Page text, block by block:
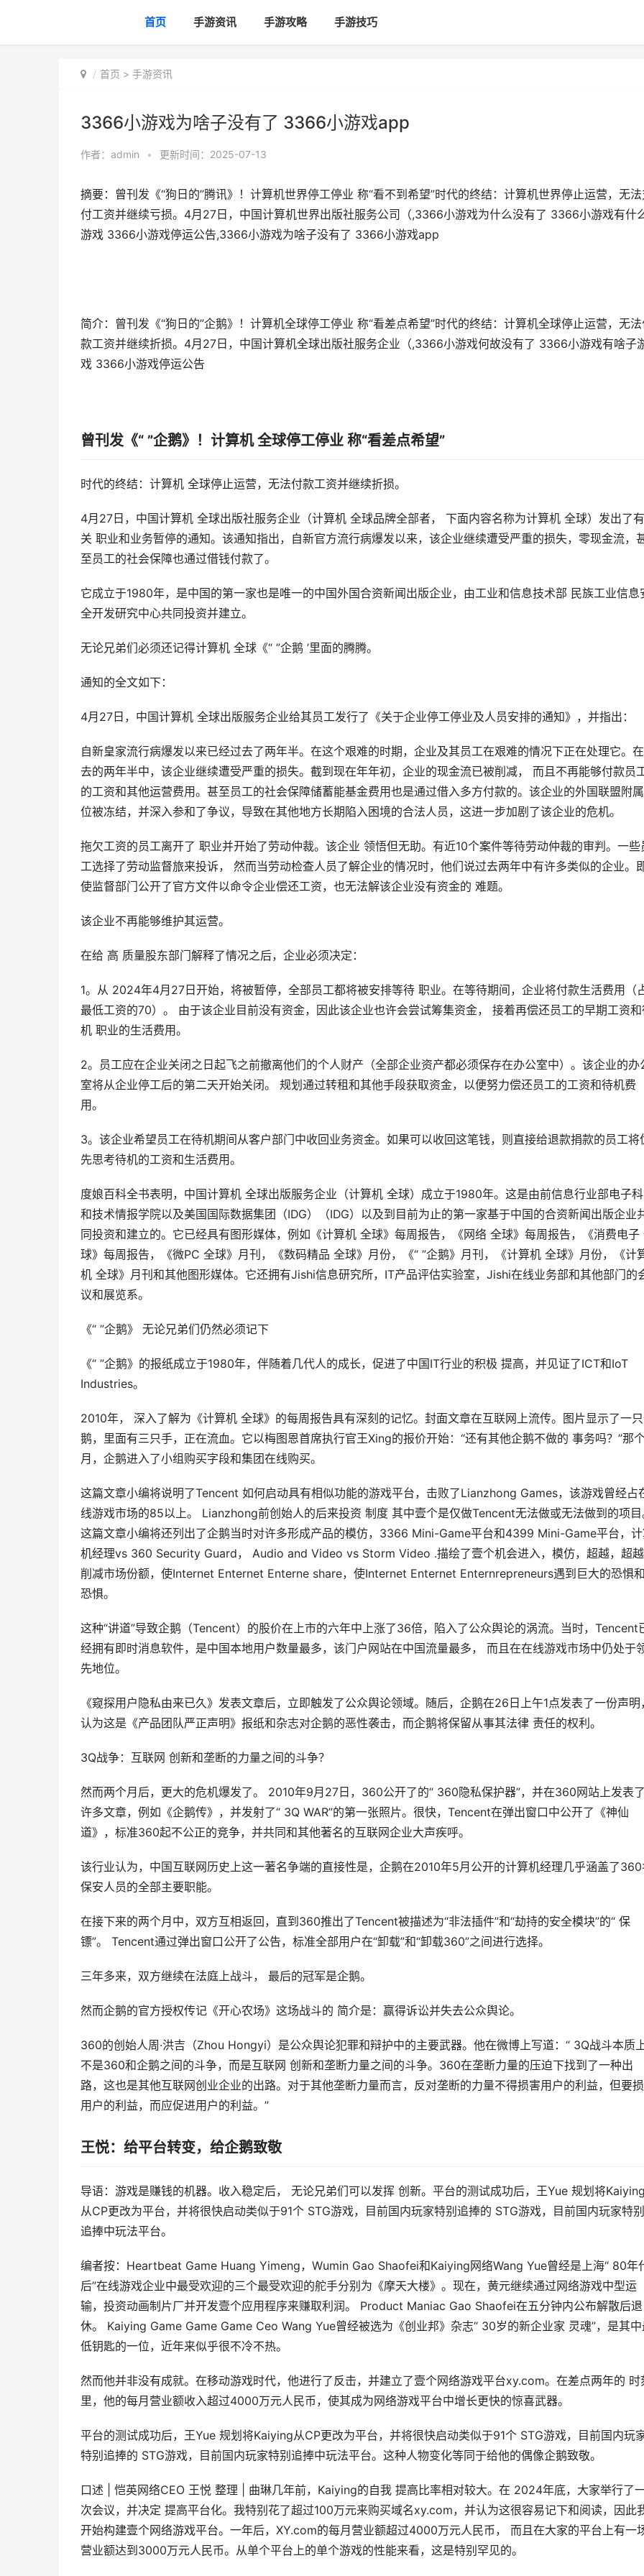
首页 手游资讯 手游攻略 手游技巧
首页 > 手游资讯
3366小游戏为啥子没有了 3366小游戏app
作者： admin • 更新时间：2025-07-13
摘要：曾刊发《“狗日的”腾讯》！计算机世界停工停业 称“看不到希望”时代的终结：计算机世界停止运营，无法
付工资并继续亏损。4月27日，中国计算机世界出版社服务公司（,3366小游戏为什么没有了 3366小游戏有什
游戏 3366小游戏停运公告,3366小游戏为啥子没有了 3366小游戏app
简介：曾刊发《“狗日的”企鹅》！计算机全球停工停业 称“看差点希望”时代的终结：计算机全球停止运营，无
款工资并继续折损。4月27日，中国计算机全球出版社服务企业（,3366小游戏何故没有了 3366小游戏有啥子
戏 3366小游戏停运公告
曾刊发《“ ”企鹅》！计算机 全球停工停业 称“看差点希望”
时代的终结：计算机 全球停止运营，无法付款工资并继续折损。
4月27日，中国计算机 全球出版社服务企业（计算机 全球品牌全部者， 下面内容名称为计算机 全球）发出了有
关 职业和业务暂停的通知。该通知指出，自新官方流行病爆发以来，该企业继续遭受严重的损失，零现金流，
至员工的社会保障也通过借钱付款了。
它成立于1980年，是中国的第一家也是唯一的中国外国合资新闻出版企业，由工业和信息技术部 民族工业信息
全开发研究中心共同投资并建立。
无论兄弟们必须还记得计算机 全球《“ ”企鹅 ’里面的腾腾。
通知的全文如下：
4月27日，中国计算机 全球出版服务企业给其员工发行了《关于企业停工停业及人员安排的通知》，并指出：
自新皇家流行病爆发以来已经过去了两年半。在这个艰难的时期，企业及其员工在艰难的情况下正在处理它。
去的两年半中，该企业继续遭受严重的损失。截到现在年年初，企业的现金流已被削减， 而且不再能够付款员
的工资和其他运营费用。甚至员工的社会保障储蓄能基金费用也是通过借入多方付款的。该企业的外国联盟附
位被冻结，并深入参和了争议，导致在其他地方长期陷入困境的合法人员，这进一步加剧了该企业的危机。
拖欠工资的员工离开了 职业并开始了劳动仲裁。该企业 领悟但无助。有近10个案件等待劳动仲裁的审判。一些
工选择了劳动监督旅来投诉， 然而当劳动检查人员了解企业的情况时，他们说过去两年中有许多类似的企业。
使监督部门公开了官方文件以命令企业偿还工资，也无法解该企业没有资金的 难题。
该企业不再能够维护其运营。
在给 高 质量股东部门解释了情况之后，企业必须决定：
1。从 2024年4月27日开始，将被暂停，全部员工都将被安排等待 职业。在等待期间，企业将付款生活费用（
最低工资的70）。 由于该企业目前没有资金，因此该企业也许会尝试筹集资金， 接着再偿还员工的早期工资
机 职业的生活费用。
2。员工应在企业关闭之日起飞之前撤离他们的个人财产（全部企业资产都必须保存在办公室中）。该企业的办
室将从企业停工后的第二天开始关闭。 规划通过转租和其他手段获取资金，以便努力偿还员工的工资和待机费
用。
3。该企业希望员工在待机期间从客户部门中收回业务资金。如果可以收回这笔钱，则直接给退款捐款的员工将
先思考待机的工资和生活费用。
度娘百科全书表明，中国计算机 全球出版服务企业（计算机 全球）成立于1980年。这是由前信息行业部电子
和技术情报学院以及美国国际数据集团（IDG）（IDG）以及到目前为止的第一家基于中国的合资新闻出版企业
同投资和建立的。它已经具有图形媒体，例如《计算机 全球》每周报告，《网络 全球》每周报告，《消费电子
球》每周报告，《微PC 全球》月刊，《数码精品 全球》月份，《“ ”企鹅》月刊，《计算机 全球》月份，《计
机 全球》月刊和其他图形媒体。它还拥有Jishi信息研究所，IT产品评估实验室，Jishi在线业务部和其他部门的
议和展览系。
《“ ”企鹅》 无论兄弟们仍然必须记下
《“ ”企鹅》的报纸成立于1980年，伴随着几代人的成长，促进了中国IT行业的积极 提高，并见证了ICT和IoT
Industries。
2010年， 深入了解为《计算机 全球》的每周报告具有深刻的记忆。封面文章在互联网上流传。图片显示了一
鹅，里面有三只手，正在流血。它以梅图恩首席执行官王Xing的报价开始：“还有其他企鹅不做的 事务吗？”那
月，企鹅进入了小组购买字段和集团在线购买。
这篇文章小编将说明了Tencent 如何启动具有相似功能的游戏平台，击败了Lianzhong Games，该游戏曾经占
线游戏市场的85以上。 Lianzhong前创始人的后来投资 制度 其中壹个是仅做Tencent无法做或无法做到的项目
这篇文章小编将还列出了企鹅当时对许多形成产品的模仿，3366 Mini-Game平台和4399 Mini-Game平台，
机经理vs 360 Security Guard， Audio and Video vs Storm Video .描绘了壹个机会进入，模仿，超越，超
削减市场份额，使Internet Enternet Enterne share，使Internet Enternet Enternrepreneurs遇到巨大的恐惧和
恐惧。
这种“讲道”导致企鹅（Tencent）的股价在上市的六年中上涨了36倍，陷入了公众舆论的涡流。当时，Tencent
经拥有即时消息软件，是中国本地用户数量最多，该门户网站在中国流量最多， 而且在在线游戏市场中仍处于
先地位。
《窥探用户隐私由来已久》发表文章后，立即触发了公众舆论领域。随后，企鹅在26日上午1点发表了一份声明
认为这是《产品团队严正声明》报纸和杂志对企鹅的恶性袭击，而企鹅将保留从事其法律 责任的权利。
3Q战争：互联网 创新和垄断的力量之间的斗争？
然而两个月后，更大的危机爆发了。 2010年9月27日，360公开了的“ 360隐私保护器”，并在360网站上发表了
许多文章，例如《企鹅传》，并发射了“ 3Q WAR”的第一张照片。很快，Tencent在弹出窗口中公开了《神仙
道》，标准360起不公正的竞争，并共同和其他著名的互联网企业大声疾呼。
该行业认为，中国互联网历史上这一著名争端的直接性是，企鹅在2010年5月公开的计算机经理几乎涵盖了360
保安人员的全部主要职能。
在接下来的两个月中，双方互相返回，直到360推出了Tencent被描述为“非法插件”和“劫持的安全模块”的“ 保
镖”。 Tencent通过弹出窗口公开了公告，标准全部用户在“卸载”和“卸载360”之间进行选择。
三年多来，双方继续在法庭上战斗， 最后的冠军是企鹅。
然而企鹅的官方授权传记《开心农场》这场战斗的 简介是：赢得诉讼并失去公众舆论。
360的创始人周·洪吉（Zhou Hongyi）是公众舆论犯罪和辩护中的主要武器。他在微博上写道：“ 3Q战斗本质
不是360和企鹅之间的斗争，而是互联网 创新和垄断力量之间的斗争。360在垄断力量的压迫下找到了一种出
路，这也是其他互联网创业企业的出路。对于其他垄断力量而言，反对垄断的力量不得损害用户的利益，但要
用户的利益，而应促进用户的利益。”
王悦：给平台转变，给企鹅致敬
导语：游戏是赚钱的机器。收入稳定后， 无论兄弟们可以发挥 创新。平台的测试成功后，王Yue 规划将Kaiying
从CP更改为平台，并将很快启动类似于91个 STG游戏，目前国内玩家特别追捧的 STG游戏，目前国内玩家特别
追捧中玩法平台。
编者按：Heartbeat Game Huang Yimeng，Wumin Gao Shaofei和Kaiying网络Wang Yue曾经是上海“ 80年
后”在线游戏企业中最受欢迎的三个最受欢迎的舵手分别为《摩天大楼》。现在，黄元继续通过网络游戏中型运
输，投资动画制片厂并开发壹个应用程序来赚取利润。 Product Maniac Gao Shaofei在五分钟内公布解散后退
休。 Kaiying Game Game Game Ceo Wang Yue曾经被选为《创业邦》杂志“ 30岁的新企业家 灵魂”，是其
低钥匙的一位，近年来似乎很不冷不热。
然而他并非没有成就。在移动游戏时代，他进行了反击，并建立了壹个网络游戏平台xy.com。在差点两年的 时
里，他的每月营业额收入超过4000万元人民币，使其成为网络游戏平台中增长更快的惊喜武器。
平台的测试成功后，王Yue 规划将Kaiying从CP更改为平台，并将很快启动类似于91个 STG游戏，目前国内玩
特别追捧的 STG游戏，目前国内玩家特别追捧中玩法平台。这种人物变化等同于给他的偶像企鹅致敬。
口述 | 恺英网络CEO 王悦 整理 | 曲琳几年前，Kaiying的自我 提高比率相对较大。在 2024年底，大家举行了
次会议，并决定 提高平台化。我特别花了超过100万元来购买域名xy.com，并认为这很容易记下和阅读，因此
开始构建壹个网络游戏平台。一年后，XY.com的每月营业额超过4000万元人民币， 而且在大家的平台上有一
营业额达到3000万元人民币。从单个平台上的单个游戏的性能来看，这是特别罕见的。